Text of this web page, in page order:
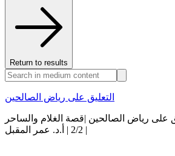
Return to results
التعليق على رياض الصالحين
التعليق على رياض الصالحين |قصة الغلام والساحر
2/2 | أ.د. عمر المقبل |